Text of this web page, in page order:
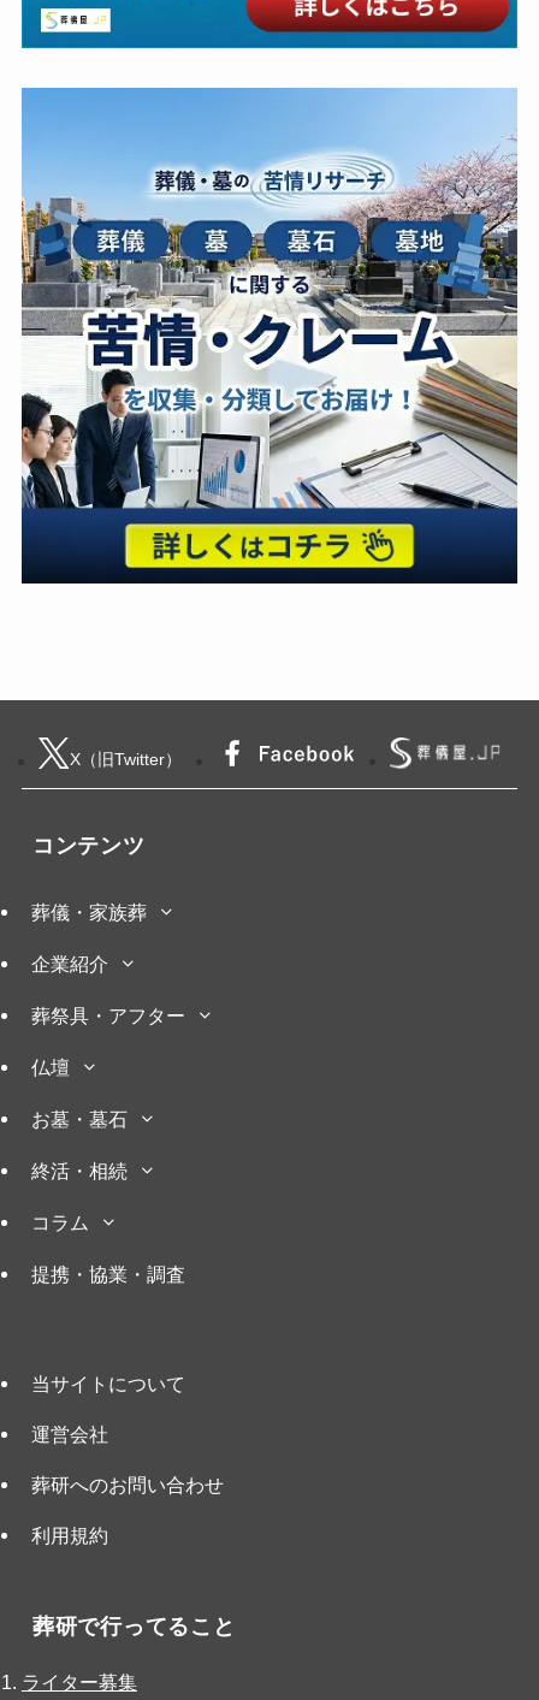
X（旧Twitter）
コンテンツ
葬儀・家族葬
企業紹介
葬祭具・アフター
仏壇
お墓・墓石
終活・相続
コラム
提携・協業・調査
当サイトについて
運営会社
葬研へのお問い合わせ
利用規約
葬研で行ってること
ライター募集